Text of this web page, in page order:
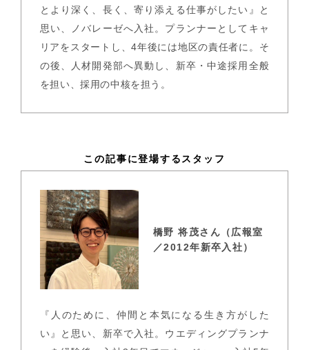
とより深く、長く、寄り添える仕事がしたい』と
思い、ノバレーゼへ入社。プランナーとしてキャ
リアをスタートし、4年後には地区の責任者に。そ
の後、人材開発部へ異動し、新卒・中途採用全般
を担い、採用の中核を担う。
この記事に登場するスタッフ
橋野 将茂さん（広報室
／2012年新卒入社）
『人のために、仲間と本気になる生き方がした
い』と思い、新卒で入社。ウエディングプランナ